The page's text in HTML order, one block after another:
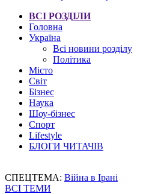
ВСІ РОЗДІЛИ
Головна
Україна
Всі новини розділу
Політика
Місто
Світ
Бізнес
Наука
Шоу-бізнес
Спорт
Lifestyle
БЛОГИ ЧИТАЧІВ
СПЕЦТЕМА: Війна в Ірані
ВСІ ТЕМИ